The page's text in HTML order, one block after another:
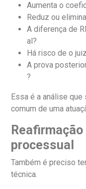
Aumenta o
Reduz ou
A diferença de
al?
Há risco de o
A prova
?
Essa é a análise que
comum de uma
processual
Também é preciso
técnica.